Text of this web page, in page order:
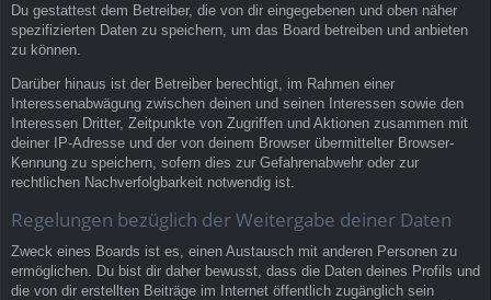
Du gestattest dem Betreiber, die von dir eingegebenen und oben näher
spezifizierten Daten zu speichern, um das Board betreiben und anbieten
zu können.
Darüber hinaus ist der Betreiber berechtigt, im Rahmen einer
Interessenabwägung zwischen deinen und seinen Interessen sowie den
Interessen Dritter, Zeitpunkte von Zugriffen und Aktionen zusammen mit
deiner IP-Adresse und der von deinem Browser übermittelter Browser-
Kennung zu speichern, sofern dies zur Gefahrenabwehr oder zur
rechtlichen Nachverfolgbarkeit notwendig ist.
Regelungen bezüglich der Weitergabe deiner Daten
Zweck eines Boards ist es, einen Austausch mit anderen Personen zu
ermöglichen. Du bist dir daher bewusst, dass die Daten deines Profils und
die von dir erstellten Beiträge im Internet öffentlich zugänglich sein